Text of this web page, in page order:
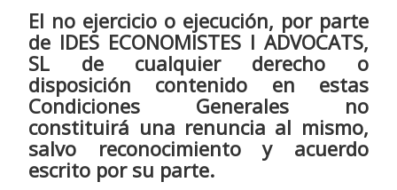
El no ejercicio o ejecución, por parte
de IDES ECONOMISTES I ADVOCATS,
SL de cualquier derecho o
disposición contenido en estas
Condiciones Generales no
constituirá una renuncia al mismo,
salvo reconocimiento y acuerdo
escrito por su parte.